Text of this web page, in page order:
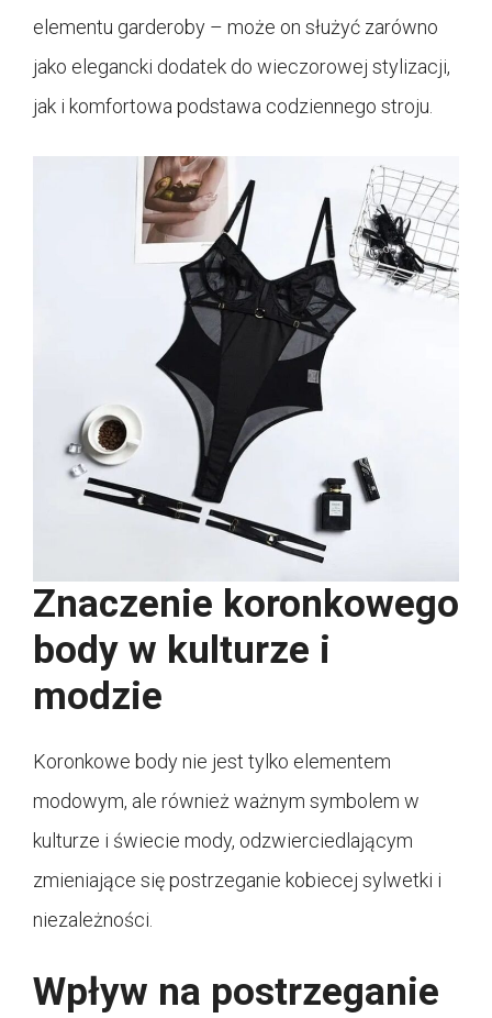
elementu garderoby – może on służyć zarówno
jako elegancki dodatek do wieczorowej stylizacji,
jak i komfortowa podstawa codziennego stroju.
Znaczenie koronkowego
body w kulturze i
modzie
Koronkowe body nie jest tylko elementem
modowym, ale również ważnym symbolem w
kulturze i świecie mody, odzwierciedlającym
zmieniające się postrzeganie kobiecej sylwetki i
niezależności.
Wpływ na postrzeganie